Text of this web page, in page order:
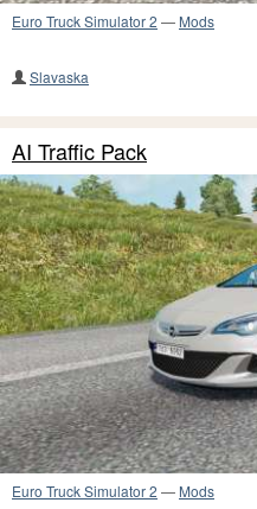
Euro Truck Simulator 2 — Mods
Slavaska
AI Traffic Pack
Euro Truck Simulator 2 — Mods